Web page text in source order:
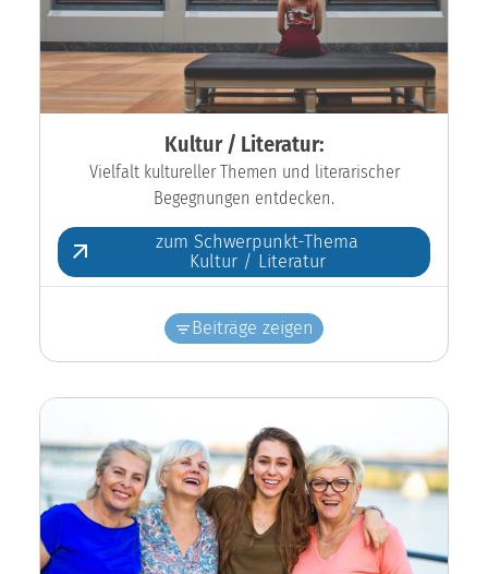
Kultur / Literatur:
Vielfalt kultureller Themen und literarischer
Begegnungen entdecken.
zum Schwerpunkt-Thema
Kultur / Literatur
Beiträge zeigen